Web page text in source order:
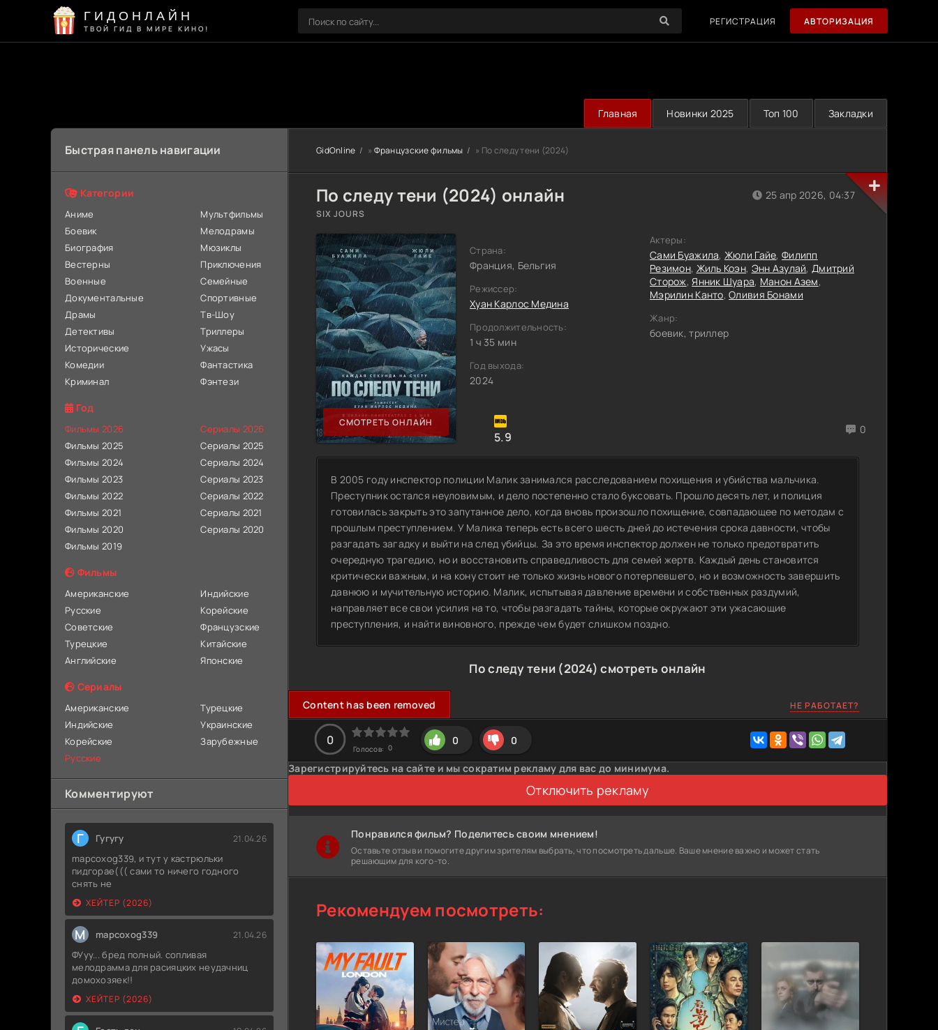
ГИДОНЛАЙН
ТВОЙ ГИД В МИРЕ КИНО!
РЕГИСТРАЦИЯ АВТОРИЗАЦИЯ
Главная Новинки 2025 Топ 100 Закладки
Быстрая панель навигации
Категории
Аниме
Боевик
Биография
Вестерны
Военные
Документальные
Драмы
Детективы
Исторические
Комедии
Криминал
Мультфильмы
Мелодрамы
Мюзиклы
Приключения
Семейные
Спортивные
Тв-Шоу
Триллеры
Ужасы
Фантастика
Фэнтези
Год
Фильмы 2026
Фильмы 2025
Фильмы 2024
Фильмы 2023
Фильмы 2022
Фильмы 2021
Фильмы 2020
Фильмы 2019
Сериалы 2026
Сериалы 2025
Сериалы 2024
Сериалы 2023
Сериалы 2022
Сериалы 2021
Сериалы 2020
Фильмы
Американские
Русские
Советские
Турецкие
Английские
Индийские
Корейские
Французские
Китайские
Японские
Сериалы
Американские
Индийские
Корейские
Русские
Турецкие
Украинские
Зарубежные
Комментируют
Г Гугугу 21.04.26
mapcoxog339, и тут у кастрюльки
пидгорае((( сами то ничего годного
снять не
ХЕЙТЕР (2026)
M mapcoxog339 21.04.26
ФУуу... бред полный. сопливая
мелодрамма для расияцких неудачниц
домохозяек!!
ХЕЙТЕР (2026)
GidOnline » Французские фильмы » По следу тени (2024)
По следу тени (2024) онлайн
SIX JOURS
СМОТРЕТЬ ОНЛАЙН
Страна:
Франция, Бельгия
Режиссер:
Хуан Карлос Медина
Продолжительность:
1 ч 35 мин
Год выхода:
2024
5.9
0
25 апр 2026, 04:37
Актеры:
Сами Буажила, Жюли Гайе,Филипп
Резимон, Жиль Коэн, Энн Азулай, Дмитрий
Сторож,Янник Шуара, Манон Азем,
Мэрилин Канто,Оливия Бонами
Жанр:
боевик, триллер
В 2005 году инспектор полиции Малик занимался расследованием похищения и убийства мальчика.
Преступник остался неуловимым, и дело постепенно стало буксовать. Прошло десять лет, и полиция
готовилась закрыть это запутанное дело, когда вновь произошло похищение, совпадающее по методам с
прошлым преступлением. У Малика теперь есть всего шесть дней до истечения срока давности, чтобы
разгадать загадку и выйти на след убийцы. За это время инспектор должен не только предотвратить
очередную трагедию, но и восстановить справедливость для семей жертв. Каждый день становится
критически важным, и на кону стоит не только жизнь нового потерпевшего, но и возможность завершить
давнюю и мучительную историю. Малик, испытывая давление времени и собственных раздумий,
направляет все свои усилия на то, чтобы разгадать тайны, которые окружают эти ужасающие
преступления, и найти виновного, прежде чем будет слишком поздно.
По следу тени (2024) смотреть онлайн
Content has been removed НЕ РАБОТАЕТ?
0
Голосов: 0
0 0
Зарегистрируйтесь на сайте и мы сократим рекламу для вас до минимума.
Отключить рекламу
Понравился фильм? Поделитесь своим мнением!
Оставьте отзыв и помогите другим зрителям выбрать, что посмотреть дальше. Ваше мнение важно и может стать
решающим для кого-то.
Рекомендуем посмотреть: